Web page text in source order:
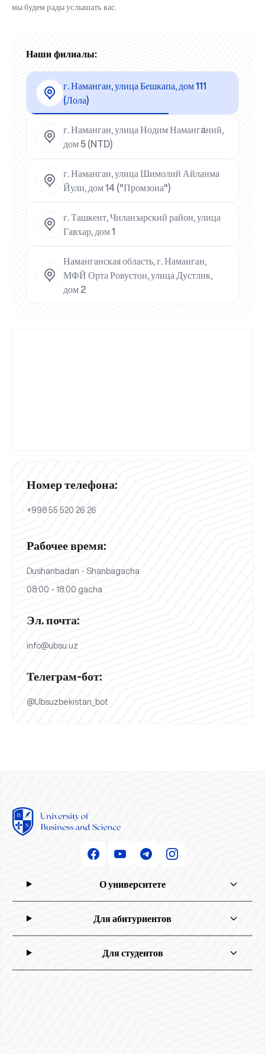
мы будем рады услышать вас.
Наши филиалы:
г. Наманган, улица Бешкапа, дом 111
(Лола)
г. Наманган, улица Нодим Намангaний,
дом 5 (NTD)
г. Наманган, улица Шимолий Айланма
Йули, дом 14 ("Промзона")
г. Ташкент, Чиланзарский район, улица
Гавхар, дом 1
Наманганская область, г. Наманган,
МФЙ Орта Ровустон, улица Дустлик,
дом 2
Номер телефона:
+998 55 520 26 26
Рабочее время:
Dushanbadan - Shanbagacha
08:00 - 18:00 gacha
Эл. почта:
info@ubsu.uz
Телеграм-бот:
@Ubsuzbekistan_bot
О университете
Для абитуриентов
Для студентов